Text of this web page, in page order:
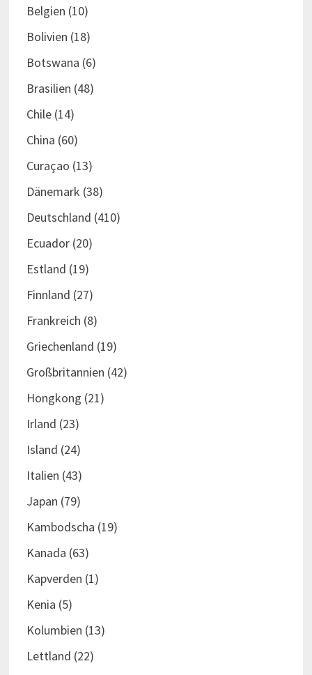
Belgien (10)
Bolivien (18)
Botswana (6)
Brasilien (48)
Chile(14)
China (60)
Curaçao (13)
Dänemark (38)
Deutschland (410)
Ecuador(20)
Estland (19)
Finnland (27)
Frankreich (8)
Griechenland (19)
Großbritannien (42)
Hongkong (21)
Irland (23)
Island (24)
Italien (43)
Japan (79)
Kambodscha (19)
Kanada (63)
Kapverden (1)
Kenia (5)
Kolumbien (13)
Lettland (22)